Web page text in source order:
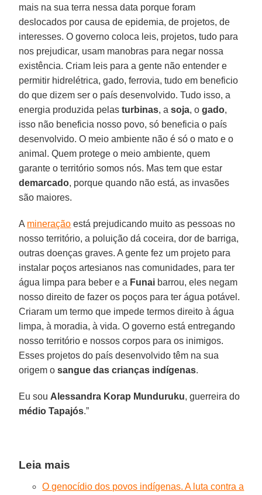
mais na sua terra nessa data porque foram
deslocados por causa de epidemia, de projetos, de
interesses. O governo coloca leis, projetos, tudo para
nos prejudicar, usam manobras para negar nossa
existência. Criam leis para a gente não entender e
permitir hidrelétrica, gado, ferrovia, tudo em beneficio
do que dizem ser o país desenvolvido. Tudo isso, a
energia produzida pelasturbinas, asoja, ogado,
isso não beneficia nosso povo, só beneficia o país
desenvolvido. O meio ambiente não é só o mato e o
animal. Quem protege o meio ambiente, quem
garante o território somos nós. Mas tem que estar
demarcado, porque quando não está, as invasões
são maiores.
A mineração está prejudicando muito as pessoas no
nosso território, a poluição dá coceira, dor de barriga,
outras doenças graves. A gente fez um projeto para
instalar poços artesianos nas comunidades, para ter
água limpa para beber e a Funai barrou, eles negam
nosso direito de fazer os poços para ter água potável.
Criaram um termo que impede termos direito à água
limpa, à moradia, à vida. O governo está entregando
nosso território e nossos corpos para os inimigos.
Esses projetos do país desenvolvido têm na sua
origem osangue das crianças indígenas.
Eu sou Alessandra Korap Munduruku, guerreira do
médio Tapajós.”
Leia mais
O genocídio dos povos indígenas. A luta contra a